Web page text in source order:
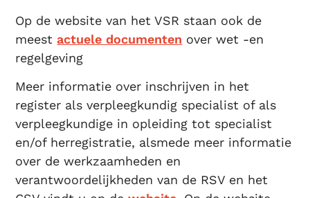
Op de website van het VSR staan ook de
meestactuele documenten over wet -en
regelgeving
Meer informatie over inschrijven in het
register als verpleegkundig specialist of als
verpleegkundige in opleiding tot specialist
en/of herregistratie, alsmede meer informatie
over de werkzaamheden en
verantwoordelijkheden van de RSV en het